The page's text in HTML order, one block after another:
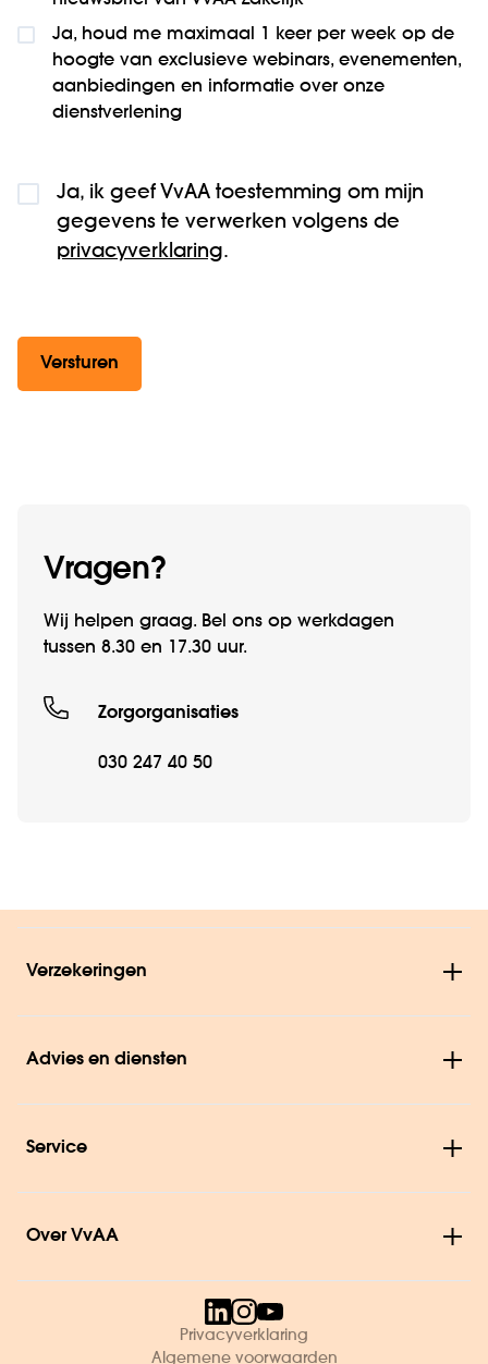
Ja, houd me maximaal 1 keer per week op de
hoogte van exclusieve webinars, evenementen,
aanbiedingen en informatie over onze
dienstverlening
Ja, ik geef VvAA toestemming om mijn
gegevens te verwerken volgens de
privacyverklaring.
Versturen
Vragen?
Wij helpen graag. Bel ons op werkdagen
tussen 8.30 en 17.30 uur.
Zorgorganisaties
030 247 40 50
Verzekeringen
Advies en diensten
Service
Over VvAA
Privacyverklaring
Algemene voorwaarden